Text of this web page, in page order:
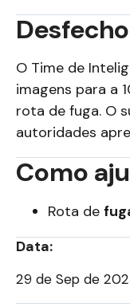
O Time de
imagens para a
rota de fuga. O
autoridades
Como
Rota de
Data:
29 de Sep de